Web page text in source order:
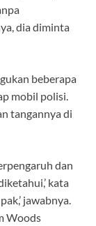
dia diminta
beberapa
mobil polisi.
tangannya di
dan
kata
jawabnya.
Woods